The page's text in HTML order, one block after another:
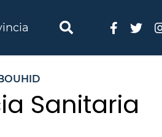
Sanitaria